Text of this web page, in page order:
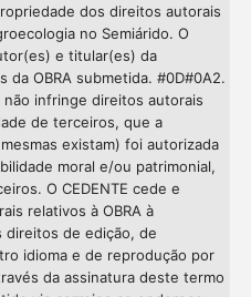
dos direitos autorais
no Semiárido. O
e titular(es) da
OBRA submetida. #0D#0A2.
não infringe direitos autorais
de terceiros, que a
existam) foi autorizada
moral e/ou patrimonial,
O CEDENTE cede e
relativos à OBRA à
direitos de edição, de
idioma e de reprodução por
da assinatura deste termo